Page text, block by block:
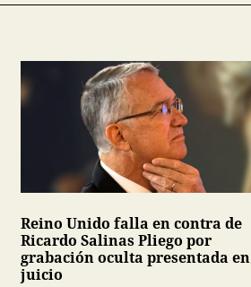
Reino Unido falla en contra de
Ricardo Salinas Pliego por
grabación oculta presentada en
juicio